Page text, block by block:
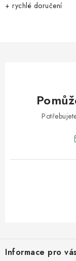
+ rychlé doručení
pInformace pro vás